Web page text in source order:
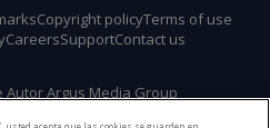
Autor Argus Media Group
Copyright policyTerms of use
CareersSupportContact us